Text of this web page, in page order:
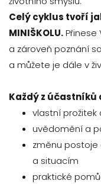
Celý cyklus tvoří
MINIŠKOLU.
a zároveň poznání
a můžete je dále v
Každý z účastníků
vlastní prožitek
uvědomění a
změnu postoje
a situacím
praktické